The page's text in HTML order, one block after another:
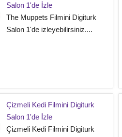
Salon 1'de İzle
The Muppets Filmini Digiturk
Salon 1'de izleyebilirsiniz....
Çizmeli Kedi Filmini Digiturk
Salon 1'de İzle
Çizmeli Kedi Filmini Digiturk